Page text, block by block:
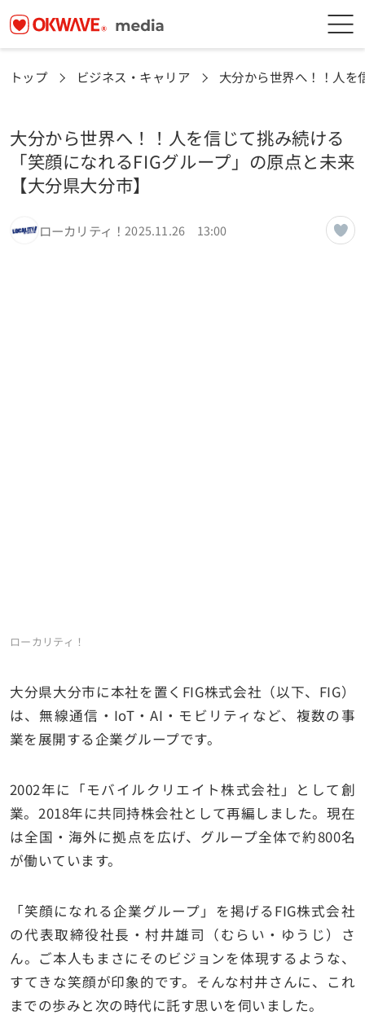
トップ ビジネス・キャリア 大分から世界へ！！人を
大分から世界へ！！人を信じて挑み続ける
「笑顔になれるFIGグループ」の原点と未来
【大分県大分市】
ローカリティ！2025.11.26 13:00
ローカリティ！
大分県大分市に本社を置くFIG株式会社（以下、FIG）
は、無線通信・IoT・AI・モビリティなど、複数の事
業を展開する企業グループです。
2002年に「モバイルクリエイト株式会社」として創
業。2018年に共同持株会社として再編しました。現在
は全国・海外に拠点を広げ、グループ全体で約800名
が働いています。
「笑顔になれる企業グループ」を掲げるFIG株式会社
の代表取締役社長・村井雄司（むらい・ゆうじ）さ
ん。ご本人もまさにそのビジョンを体現するような、
すてきな笑顔が印象的です。そんな村井さんに、これ
までの歩みと次の時代に託す思いを伺いました。